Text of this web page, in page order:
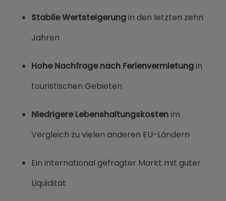
Stabile Wertsteigerungin den letzten zehn
Jahren
Hohe Nachfrage nach Ferienvermietungin
touristischen Gebieten
Niedrigere Lebenshaltungskostenim
Vergleich zu vielen anderen EU-Ländern
Ein international gefragter Markt mit guter
Liquidität